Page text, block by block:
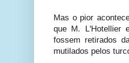
Mas o pior
que M. L'Hotellier
fossem retirados
mutilados pelos